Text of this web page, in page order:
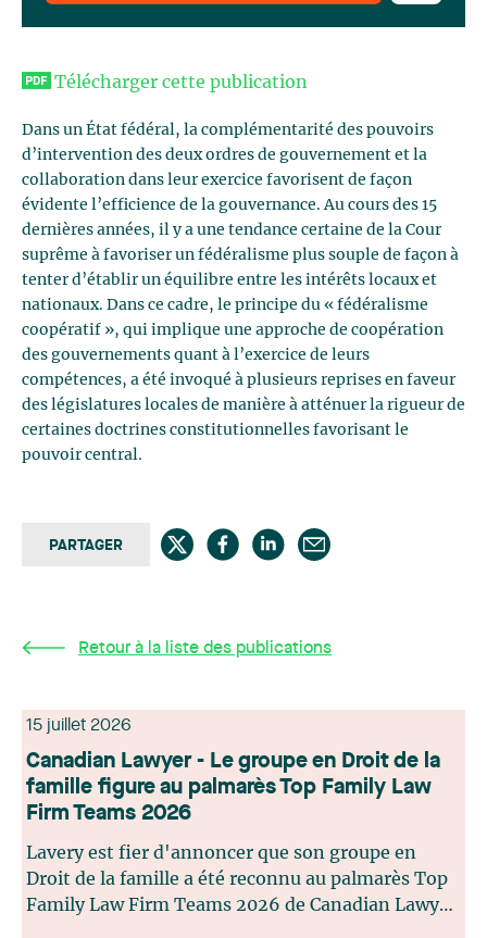
Télécharger cette publication
Dans un État fédéral, la complémentarité des pouvoirs
d’intervention des deux ordres de gouvernement et la
collaboration dans leur exercice favorisent de façon
évidente l’efficience de la gouvernance. Au cours des 15
dernières années, il y a une tendance certaine de la Cour
suprême à favoriser un fédéralisme plus souple de façon à
tenter d’établir un équilibre entre les intérêts locaux et
nationaux. Dans ce cadre, le principe du « fédéralisme
coopératif », qui implique une approche de coopération
des gouvernements quant à l’exercice de leurs
compétences, a été invoqué à plusieurs reprises en faveur
des législatures locales de manière à atténuer la rigueur de
certaines doctrines constitutionnelles favorisant le
pouvoir central.
PARTAGER
Retour à la liste des publications
15 juillet 2026
Canadian Lawyer - Le groupe en Droit de la
famille figure au palmarès Top Family Law
Firm Teams 2026
Lavery est fier d'annoncer que son groupe en
Droit de la famille a été reconnu au palmarès Top
Family Law Firm Teams 2026 de Canadian Lawyer.